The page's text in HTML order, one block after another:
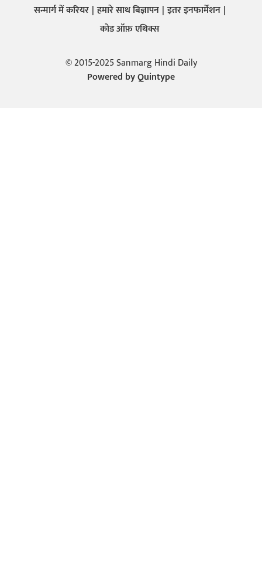
सन्मार्ग में करियर हमारे साथ बिज्ञापन इतर इनफार्मेशन
कोड ऑफ़ एथिक्स
© 2015-2025 Sanmarg Hindi Daily
Powered byQuintype